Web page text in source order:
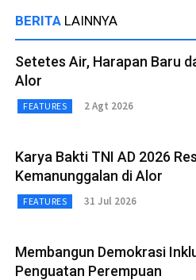
BERITA LAINNYA
Setetes Air, Harapan Baru
Alor
FEATURES 2 Agt 2026
Karya Bakti TNI AD 2026
Kemanunggalan di Alor
FEATURES 31 Jul 2026
Membangun Demokrasi
Penguatan Perempuan